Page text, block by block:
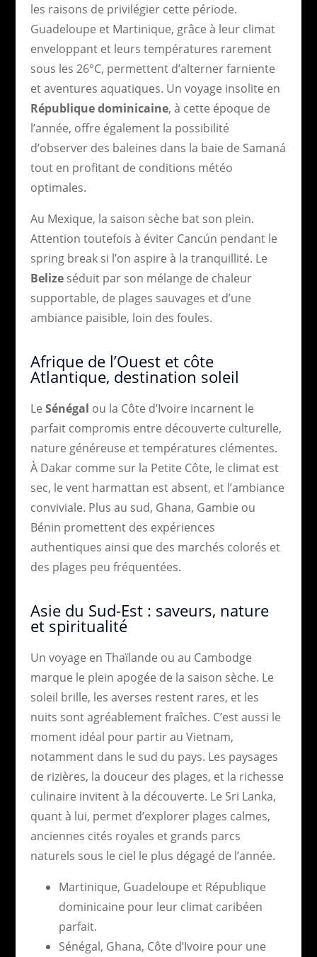
les raisons de privilégier cette période.
Guadeloupe et Martinique, grâce à leur climat
enveloppant et leurs températures rarement
sous les 26°C, permettent d’alterner farniente
et aventures aquatiques. Un voyage insolite en
République dominicaine, à cette époque de
l’année, offre également la possibilité
d’observer des baleines dans la baie de Samaná
tout en profitant de conditions météo
optimales.
Au Mexique, la saison sèche bat son plein.
Attention toutefois à éviter Cancún pendant le
spring break si l’on aspire à la tranquillité. Le
Belizeséduit par son mélange de chaleur
supportable, de plages sauvages et d’une
ambiance paisible, loin des foules.
Afrique de l’Ouest et côte
Atlantique, destination soleil
Le Sénégal ou la Côte d’Ivoire incarnent le
parfait compromis entre découverte culturelle,
nature généreuse et températures clémentes.
À Dakar comme sur la Petite Côte, le climat est
sec, le vent harmattan est absent, et l’ambiance
conviviale. Plus au sud, Ghana, Gambie ou
Bénin promettent des expériences
authentiques ainsi que des marchés colorés et
des plages peu fréquentées.
Asie du Sud-Est : saveurs, nature
et spiritualité
Un voyage en Thaïlande ou au Cambodge
marque le plein apogée de la saison sèche. Le
soleil brille, les averses restent rares, et les
nuits sont agréablement fraîches. C’est aussi le
moment idéal pour partir au Vietnam,
notamment dans le sud du pays. Les paysages
de rizières, la douceur des plages, et la richesse
culinaire invitent à la découverte. Le Sri Lanka,
quant à lui, permet d’explorer plages calmes,
anciennes cités royales et grands parcs
naturels sous le ciel le plus dégagé de l’année.
Martinique, Guadeloupe et République
dominicaine pour leur climat caribéen
parfait.
Sénégal, Ghana, Côte d’Ivoire pour une